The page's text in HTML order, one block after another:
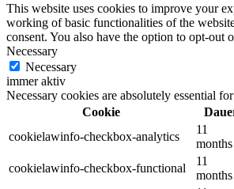
This website uses cookies to improve your
working of basic functionalities of the
consent. You also have the option to opt-out
Necessary
Necessary
immer aktiv
Necessary cookies are absolutely essential
Cookie
cookielawinfo-checkbox-analytics
11
months
cookielawinfo-checkbox-functional
11
months